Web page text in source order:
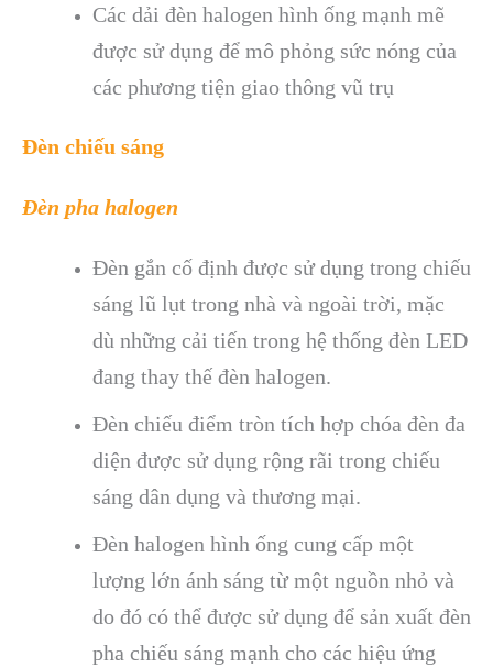
Các dải đèn halogen hình ống mạnh mẽ
được sử dụng để mô phỏng sức nóng của
các phương tiện giao thông vũ trụ
Đèn chiếu sáng
Đèn pha halogen
Đèn gắn cố định được sử dụng trong chiếu
sáng lũ lụt trong nhà và ngoài trời, mặc
dù những cải tiến trong hệ thống đèn LED
đang thay thế đèn halogen.
Đèn chiếu điểm tròn tích hợp chóa đèn đa
diện được sử dụng rộng rãi trong chiếu
sáng dân dụng và thương mại.
Đèn halogen hình ống cung cấp một
lượng lớn ánh sáng từ một nguồn nhỏ và
do đó có thể được sử dụng để sản xuất đèn
pha chiếu sáng mạnh cho các hiệu ứng